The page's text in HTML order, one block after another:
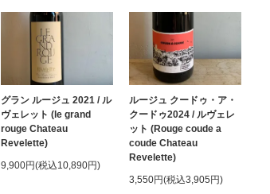
グラン ルージュ 2021 / ル
ヴェレット (le grand
rouge Chateau
Revelette)
9,900円(税込10,890円)
ルージュ クードゥ・ア・
クードゥ2024 / ルヴェレ
ット (Rouge coude a
coude Chateau
Revelette)
3,550円(税込3,905円)